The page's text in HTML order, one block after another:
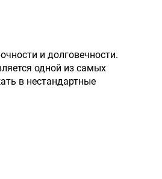
и долговечности.
одной из самых
в нестандартные